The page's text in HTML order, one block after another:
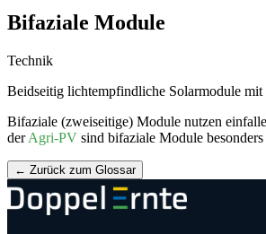
Bifaziale Module
Technik
Beidseitig lichtempfindliche Solarmodule
Bifaziale (zweiseitige) Module nutzen
derAgri-PV sind bifaziale Module
← Zurück zum Glossar